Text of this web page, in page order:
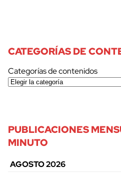
CATEGORÍAS DE
Categorías de contenidos
PUBLICACIONES
MINUTO
AGOSTO 2026